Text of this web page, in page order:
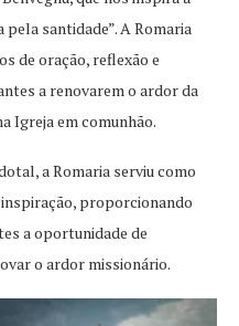
pela santidade”. A Romaria
de oração, reflexão e
a renovarem o ardor da
Igreja em comunhão.
a Romaria serviu como
proporcionando
a oportunidade de
o ardor missionário.